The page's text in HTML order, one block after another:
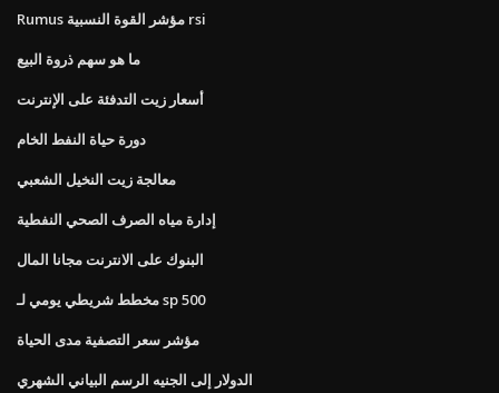
Rumus مؤشر القوة النسبية rsi
ما هو سهم ذروة البيع
أسعار زيت التدفئة على الإنترنت
دورة حياة النفط الخام
معالجة زيت النخيل الشعبي
إدارة مياه الصرف الصحي النفطية
البنوك على الانترنت مجانا المال
مخطط شريطي يومي لـ sp 500
مؤشر سعر التصفية مدى الحياة
الدولار إلى الجنيه الرسم البياني الشهري